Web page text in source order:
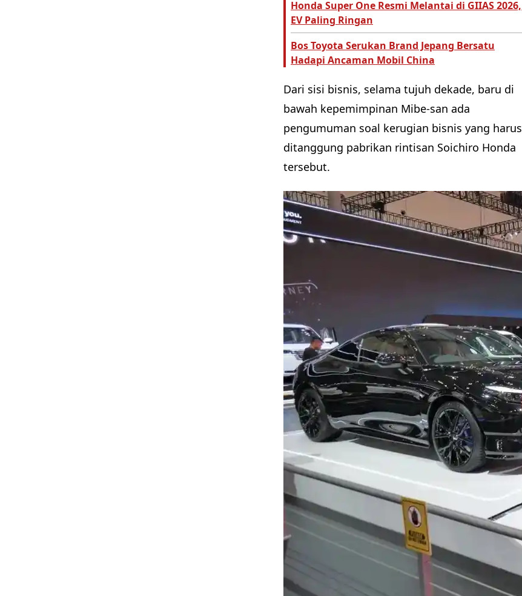
Honda Super One Resmi Melantai di GIIAS 2026,
EV Paling Ringan
Bos Toyota Serukan Brand Jepang Bersatu
Hadapi Ancaman Mobil China
Dari sisi bisnis, selama tujuh dekade, baru di
bawah kepemimpinan Mibe-san ada
pengumuman soal kerugian bisnis yang harus
ditanggung pabrikan rintisan Soichiro Honda
tersebut.